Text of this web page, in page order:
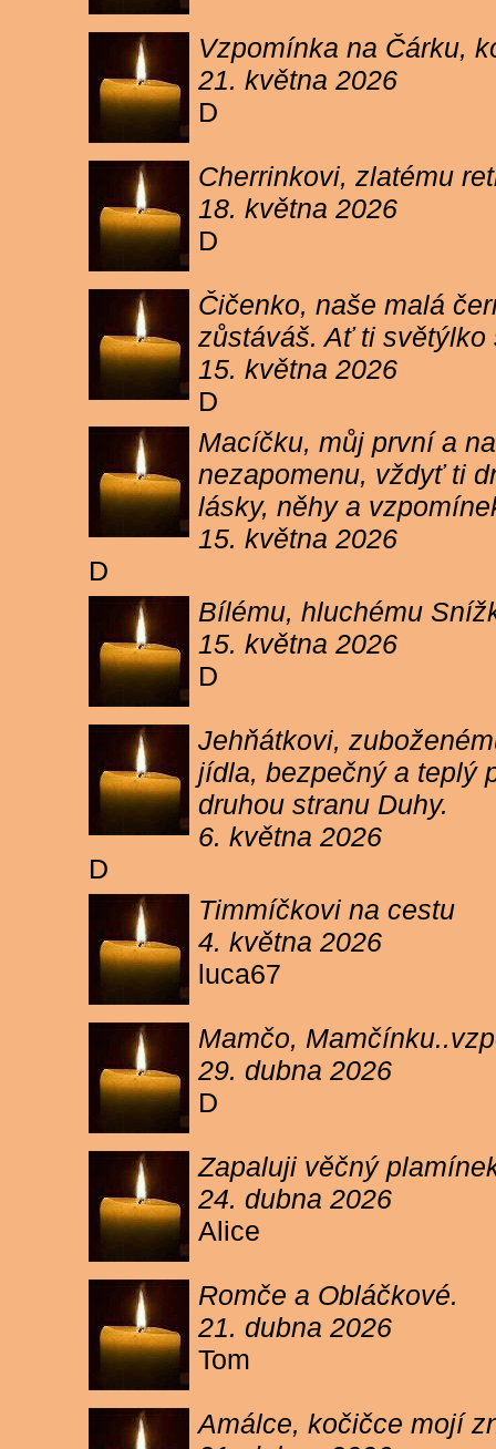
Vzpomínka na Čárku,
21. května 2026
D
Cherrinkovi, zlatému
18. května 2026
D
Čičenko, naše malá
zůstáváš. Ať ti
15. května 2026
D
Macíčku, můj první a
nezapomenu, vždyť ti
lásky, něhy a
15. května 2026
D
Bílému, hluchému
15. května 2026
D
Jehňátkovi,
jídla, bezpečný a teplý
druhou stranu Duhy.
6. května 2026
D
Timmíčkovi na cestu
4. května 2026
luca67
Mamčo,
29. dubna 2026
D
Zapaluji věčný
24. dubna 2026
Alice
Romče a Obláčkové.
21. dubna 2026
Tom
Amálce, kočičce mojí